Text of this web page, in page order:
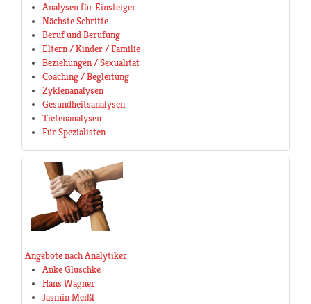
Analysen für Einsteiger
Nächste Schritte
Beruf und Berufung
Eltern / Kinder / Familie
Beziehungen / Sexualität
Coaching / Begleitung
Zyklenanalysen
Gesundheitsanalysen
Tiefenanalysen
Für Spezialisten
Angebote nach Analytiker
Anke Gluschke
Hans Wagner
Jasmin Meißl